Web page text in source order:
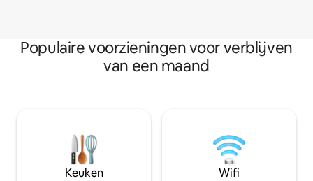
Populaire voorzieningen voor verblijven
van een maand
Keuken Wifi